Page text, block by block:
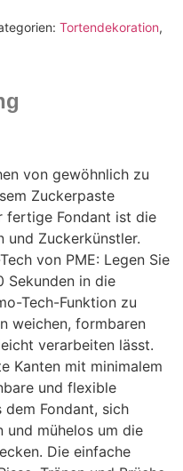
Tortendekoration,
von gewöhnlich zu
Zuckerpaste
fertige Fondant ist die
und Zuckerkünstler.
von PME: Legen Sie
Sekunden in die
Tech-Funktion zu
weichen, formbaren
verarbeiten lässt.
Kanten mit minimalem
und flexible
Fondant, sich
und mühelos um die
Die einfache